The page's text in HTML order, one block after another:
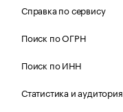
Справка по сервису
Поиск по ОГРН
Поиск по ИНН
Статистика и аудитория